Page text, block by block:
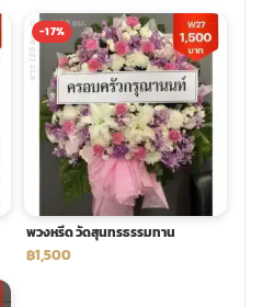
-17%
พวงหรีด วัดสุนทรธรรมทาน
฿1,500